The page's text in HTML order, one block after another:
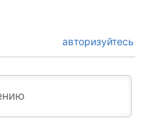
авторизуйтесь